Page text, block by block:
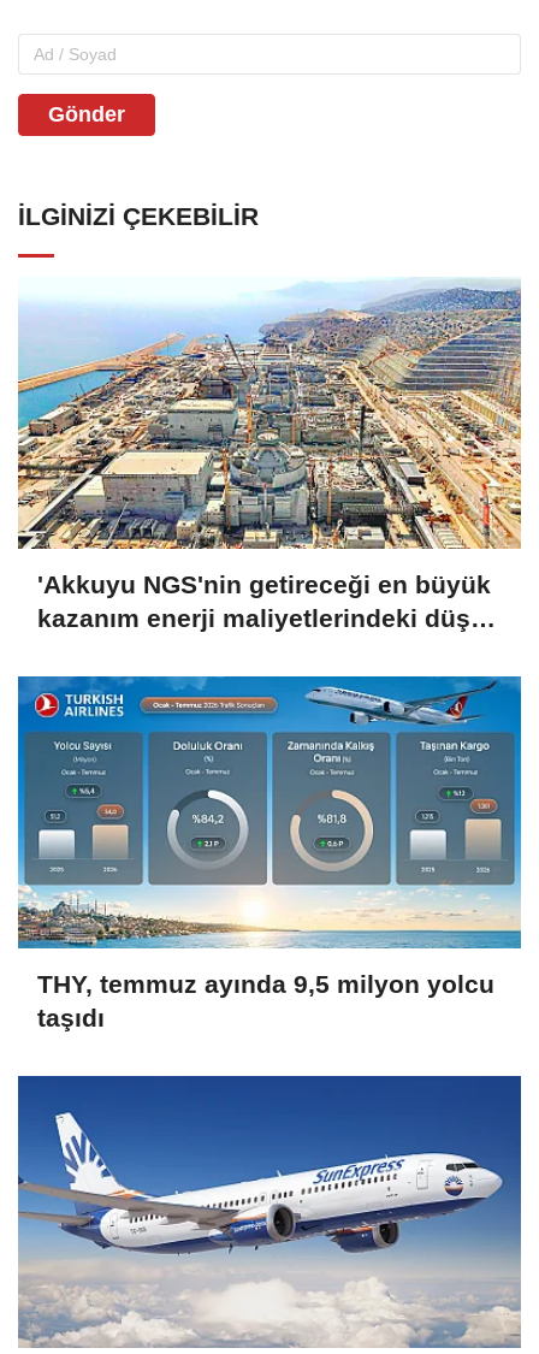
Gönder
İLGINIZI ÇEKEBILIR
'Akkuyu NGS'nin getireceği en büyük
kazanım enerji maliyetlerindeki düşüş
THY, temmuz ayında 9,5 milyon yolcu
taşıdı